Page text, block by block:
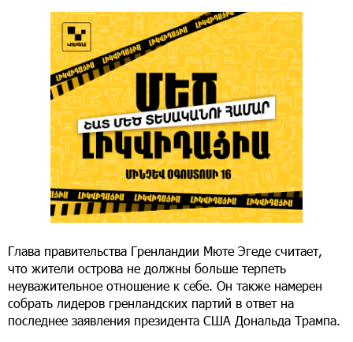
Глава правительства Гренландии Мюте Эгеде считает,
что жители острова не должны больше терпеть
неуважительное отношение к себе. Он также намерен
собрать лидеров гренландских партий в ответ на
последнее заявления президента США Дональда Трампа.